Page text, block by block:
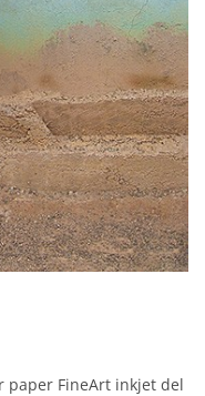
paper FineArt inkjet del